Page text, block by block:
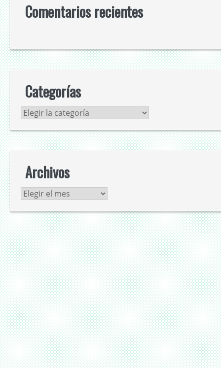
Comentarios recientes
Categorías
Categorías
Archivos
Archivos